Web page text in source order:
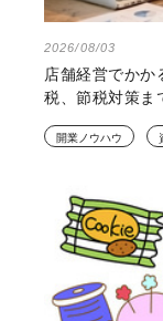
2026/08/03
店舗経営でか
税、節税対策ま
開業ノウハウ